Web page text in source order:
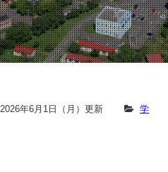
2026年6月1日（月）更新
学